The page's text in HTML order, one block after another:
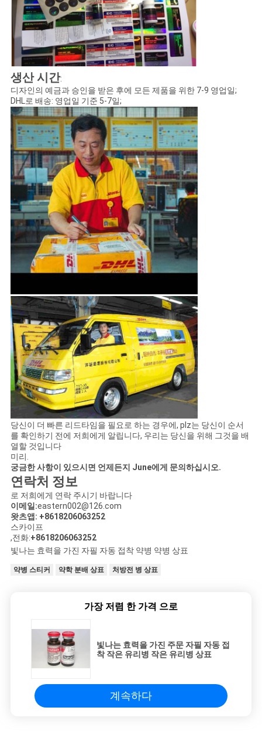
생산 시간:
디자인의 예금과 승인을 받은 후에 모든 제품을 위한 7-9 영업일;
DHL로 배송: 영업일 기준 5-7일;
당신이 더 빠른 리드타임을 필요로 하는 경우에, plz는 당신이 순서
를 확인하기 전에 저희에게 알립니다, 우리는 당신을 위해 그것을 배
열할 것입니다
미리.
궁금한 사항이 있으시면 언제든지 June에게 문의하십시오.
연락처 정보
로 저희에게 연락 주시기 바랍니다
이메일:eastern002@126.com
왓츠앱: +8618206063252
스카이프
,전화:+8618206063252
빛나는 효력을 가진 자필 자동 접착 약병 약병 상표
약병 스티커 약학 분배 상표 처방전 병 상표
가장 저렴 한 가격 으로
빛나는 효력을 가진 주문 자필 자동 접
착 작은 유리병 작은 유리병 상표
계속하다